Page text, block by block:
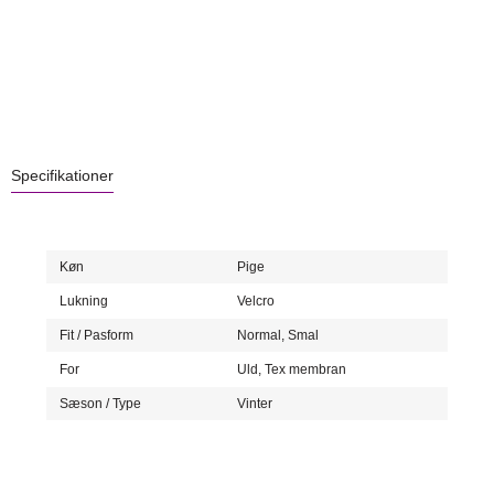
Specifikationer
Køn Pige
Lukning Velcro
Fit / Pasform Normal,Smal
For Uld,Tex membran
Sæson / Type Vinter